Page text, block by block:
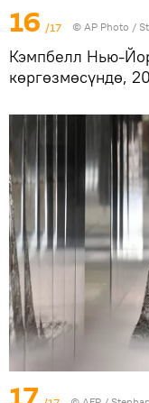
16 /17 © AP Photo /
Кэмпбелл Нью-
көргөзмөсүндө,